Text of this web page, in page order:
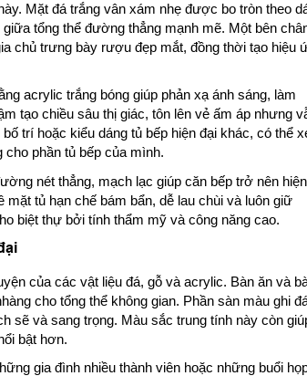
Mặt đá trắng vân xám nhẹ được bo tròn theo
tổng thể đường thẳng mạnh mẽ. Một bên
chủ trưng bày rượu đẹp mắt, đồng thời tạo hiệu
acrylic trắng bóng giúp phản xạ ánh sáng, làm
tạo chiều sâu thị giác, tôn lên vẻ ấm áp nhưng
trí hoặc kiểu dáng tủ bếp hiện đại khác, có thể
phần tủ bếp của mình.
nét thẳng, mạch lạc giúp căn bếp trở nên hiện
tủ hạn chế bám bẩn, dễ lau chùi và luôn giữ
biệt thự bởi tính thẩm mỹ và công năng cao.
của các vật liệu đá, gỗ và acrylic. Bàn ăn và
cho tổng thể không gian. Phần sàn màu ghi
sẽ và sang trọng. Màu sắc trung tính này còn
bật hơn.
gia đình nhiều thành viên hoặc những buổi